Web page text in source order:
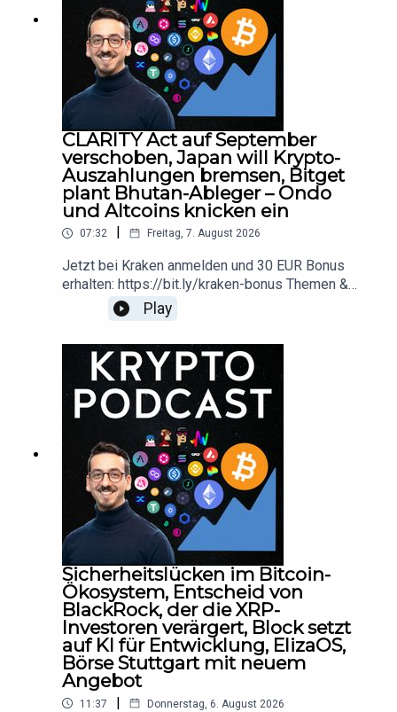
Research Organisation geteilt.
▬▬▬ Timestamps ▬▬▬▬▬▬
(00:00) Intro
(00:36) Trump bringt Zölle & Krypto-Markt aktuell
(03:05) Coinbase mit schwachen Resultaten
(05:16) Einkäufer von Krypto-Reserve-Firmen
(06:51)Tether mit super Resultaten
CLARITY Act auf September
verschoben, Japan will Krypto-
Auszahlungen bremsen, Bitget
plant Bhutan-Ableger – Ondo
und Altcoins knicken ein
07:32 Freitag, 7. August 2026
Jetzt bei Kraken anmelden und 30 EUR Bonus
erhalten: https://bit.ly/kraken-bonus Themen &
Timestamps:00:00 Begrüssung und
Themenüberblick00:29 Clarity Act wohl bis
September verschoben02:42 Japan plant
verzögerte Krypto-Auszahlungen04:49 Bitget
plant Expansion nach Bhutan06:09 Ondo und
andere Altcoins unter Druck 📈 Werde Blue Alpine
Mitglied und profitiere von Modell Portfolios,
Kryptowissen und Investment
Insights:https://www.bluealpine.ch/pro 📺 Blue
Alpine Youtube
Kanal:https://www.youtube.com/@KryptoInfos 🔍
Diese Kryptos kaufen Unternehmen und
Regierungen:https://cryptotreasurytracker.com
▬▬▬▬▬▬▬▬▬▬▬▬▬▬▬▬▬▬▬▬▬
▬▬▬▬▬▬▬DisclaimerBlue Alpine Research
ist kein Finanz- oder Steuerberater und jegliche
Inhalte sind nicht als Finanzberatung zu
verstehen.Es werden keinerlei Kauf- oder
Verkaufsempfehlungen abgegeben nur die
eigene Meinung der Blue Alpine Research
Organisation geteilt.
Play
Sicherheitslücken im Bitcoin-
Ökosystem, Entscheid von
BlackRock, der die XRP-
Investoren verärgert, Block setzt
auf KI für Entwicklung, ElizaOS,
Börse Stuttgart mit neuem
Angebot
11:37 | Donnerstag, 6. August 2026